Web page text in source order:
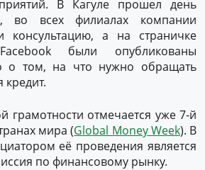
В Кагуле прошел день
во всех филиалах компании
консультацию, а на страничке
были опубликованы
о том, на что нужно обращать
грамотности отмечается уже 7-й
мира (Global Money Week). В
её проведения является
по финансовому рынку.